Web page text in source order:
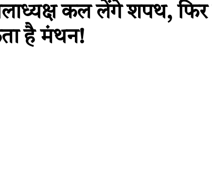
कल लेंगे शपथ, फिर
है मंथन!